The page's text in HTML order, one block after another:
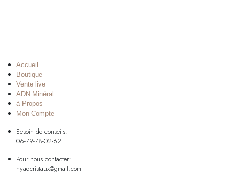
Accueil
Boutique
Vente live
ADN Minéral
à Propos
Mon Compte
Besoin de conseils:
06-79-78-02-62
Pour nous contacter:
nyadcristaux@gmail.com